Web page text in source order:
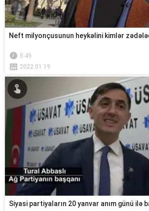
Neft milyonçusunun heykəlini kimlər
5:49
2022.01.19
Siyasi partiyaların 20 yanvar anım günü ilə